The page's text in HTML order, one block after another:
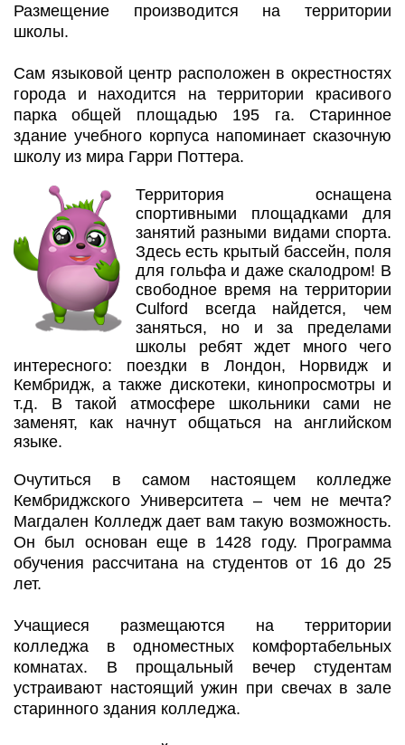
Размещение производится на территории
школы.
Сам языковой центр расположен в окрестностях
города и находится на территории красивого
парка общей площадью 195 га. Старинное
здание учебного корпуса напоминает сказочную
школу из мира Гарри Поттера.
Территория оснащена
спортивными площадками для
занятий разными видами спорта.
Здесь есть крытый бассейн, поля
для гольфа и даже скалодром! В
свободное время на территории
Culford всегда найдется, чем
заняться, но и за пределами
школы ребят ждет много чего
интересного: поездки в Лондон, Норвидж и
Кембридж, а также дискотеки, кинопросмотры и
т.д. В такой атмосфере школьники сами не
заменят, как начнут общаться на английском
языке.
Очутиться в самом настоящем колледже
Кембриджского Университета – чем не мечта?
Магдален Колледж дает вам такую возможность.
Он был основан еще в 1428 году. Программа
обучения рассчитана на студентов от 16 до 25
лет.
Учащиеся размещаются на территории
колледжа в одноместных комфортабельных
комнатах. В прощальный вечер студентам
устраивают настоящий ужин при свечах в зале
старинного здания колледжа.